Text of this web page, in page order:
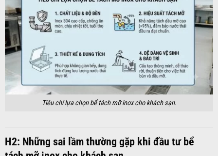
Tiêu chí lựa chọn bể tách mỡ inox cho khách sạn.
H2: Những sai lầm thường gặp khi đầu tư bể